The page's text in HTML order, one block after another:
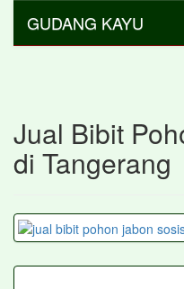
GUDANG KAYU
Jual Bibit
di Tangerang